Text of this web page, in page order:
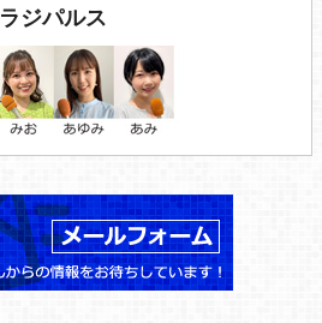
ラジパルス